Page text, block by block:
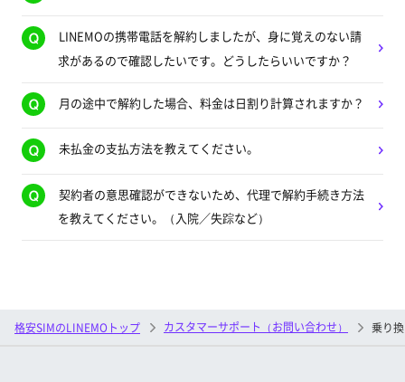
LINEMOの携帯電話を解約しましたが、身に覚えのない請
求があるので確認したいです。どうしたらいいですか？
月の途中で解約した場合、料金は日割り計算されますか？
未払金の支払方法を教えてください。
契約者の意思確認ができないため、代理で解約手続き方法
を教えてください。（入院／失踪など）
格安SIMのLINEMOトップ カスタマーサポート（お問い合わせ） 乗り